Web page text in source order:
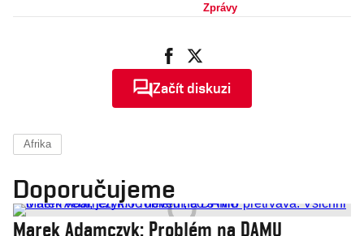
francouzskou
Zprávy
Začít diskuzi
Afrika
Doporučujeme
Marek Adamczyk: Problém na DAMU